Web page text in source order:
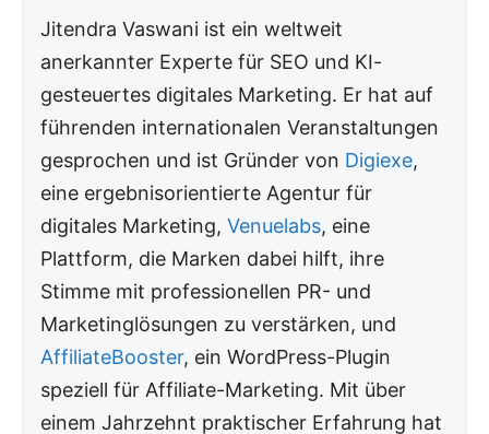
Jitendra Vaswani ist ein weltweit
anerkannter Experte für SEO und KI-
gesteuertes digitales Marketing. Er hat auf
führenden internationalen Veranstaltungen
gesprochen und ist Gründer von Digiexe,
eine ergebnisorientierte Agentur für
digitales Marketing,Venuelabs, eine
Plattform, die Marken dabei hilft, ihre
Stimme mit professionellen PR- und
Marketinglösungen zu verstärken, und
AffiliateBooster, ein WordPress-Plugin
speziell für Affiliate-Marketing. Mit über
einem Jahrzehnt praktischer Erfahrung hat